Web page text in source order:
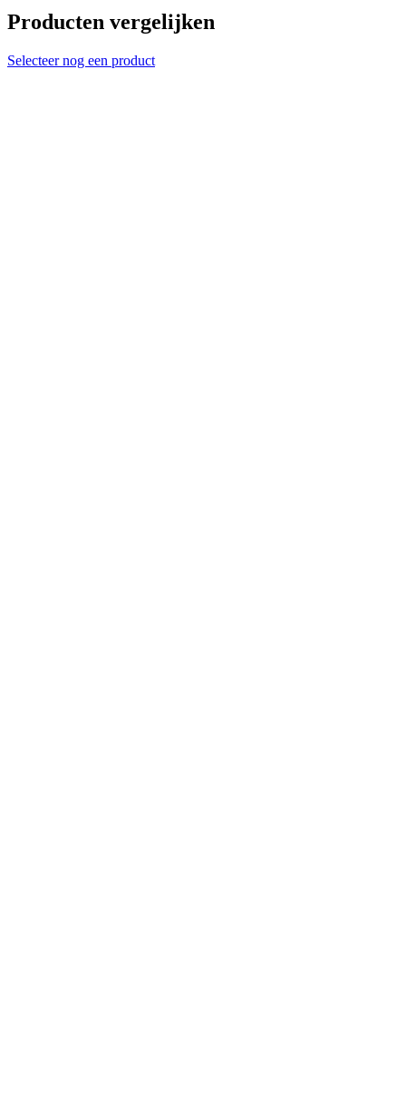
Producten vergelijken
Selecteer nog een product